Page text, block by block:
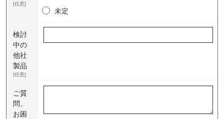
[任意]
未定
検討
中の
他社
製品
[任意]
ご質
問、
お困